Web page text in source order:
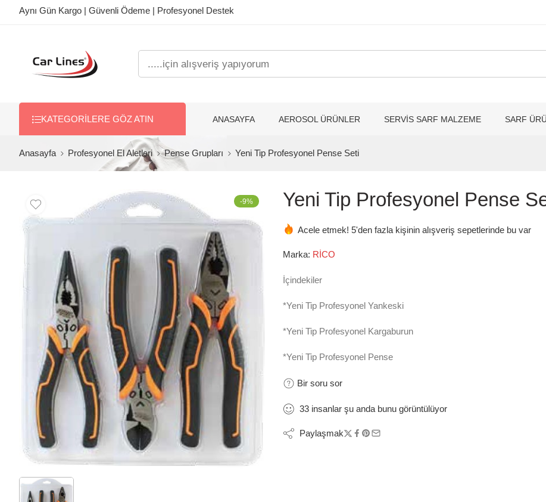
Aynı Gün Kargo | Güvenli Ödeme | Profesyonel Destek
KATEGORILERE GÖZ ATIN ANASAYFA AEROSOL ÜRÜNLER SERVİS SARF MALZEME SARF
Anasayfa Profesyonel El Aletleri Pense Grupları Yeni Tip Profesyonel Pense Seti
-9% Yeni Tip Profesyonel Pense
Acele etmek! 5'den fazla kişinin alışveriş sepetlerinde bu var
Marka: RİCO
İçindekiler
*Yeni Tip Profesyonel Yankeski
*Yeni Tip Profesyonel Kargaburun
*Yeni Tip Profesyonel Pense
Bir soru sor
33 insanlar şu anda bunu görüntülüyor
Paylaşmak